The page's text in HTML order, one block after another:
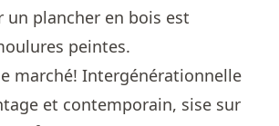
un plancher en bois est
peintes.